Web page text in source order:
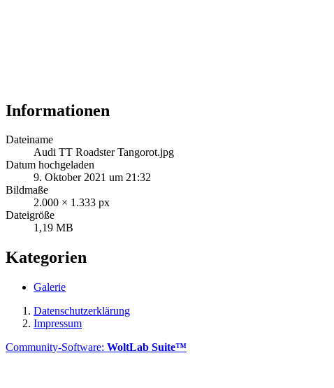
Informationen
Dateiname
Audi TT Roadster Tangorot.jpg
Datum hochgeladen
9. Oktober 2021 um 21:32
Bildmaße
2.000 × 1.333 px
Dateigröße
1,19 MB
Kategorien
Galerie
Datenschutzerklärung
Impressum
Community-Software: WoltLab Suite™